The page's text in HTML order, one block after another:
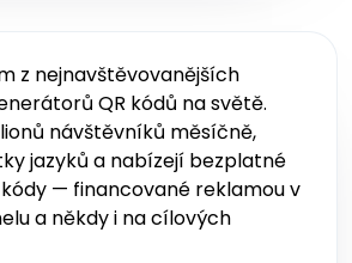
z nejnavštěvovanějších
QR kódů na světě.
návštěvníků měsíčně,
jazyků a nabízejí bezplatné
— financované reklamou v
a někdy i na cílových